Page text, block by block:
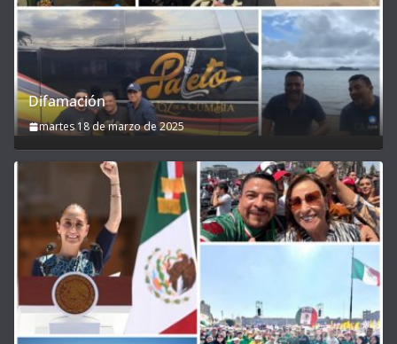
Difamación
martes 18 de marzo de 2025